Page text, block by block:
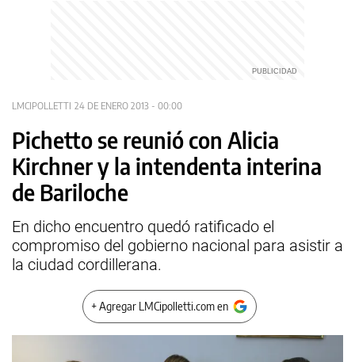
LMCIPOLLETTI 24 DE ENERO 2013 - 00:00
Pichetto se reunió con Alicia
Kirchner y la intendenta interina
de Bariloche
En dicho encuentro quedó ratificado el
compromiso del gobierno nacional para asistir a
la ciudad cordillerana.
+ Agregar LMCipolletti.com en